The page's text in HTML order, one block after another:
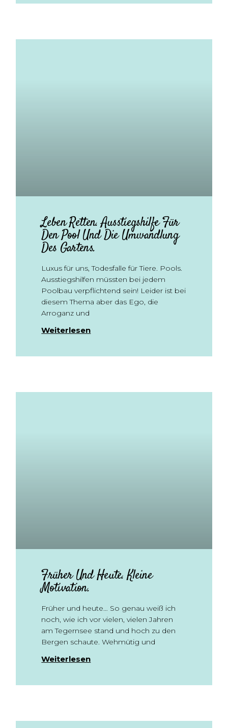
Leben Retten. Ausstiegshilfe Für
Den Pool Und Die Umwandlung
Des Gartens.
Luxus für uns, Todesfalle für Tiere. Pools.
Ausstiegshilfen müssten bei jedem
Poolbau verpflichtend sein! Leider ist bei
diesem Thema aber das Ego, die
Arroganz und
Weiterlesen
Früher Und Heute. Kleine
Motivation.
Früher und heute… So genau weiß ich
noch, wie ich vor vielen, vielen Jahren
am Tegernsee stand und hoch zu den
Bergen schaute. Wehmütig und
Weiterlesen